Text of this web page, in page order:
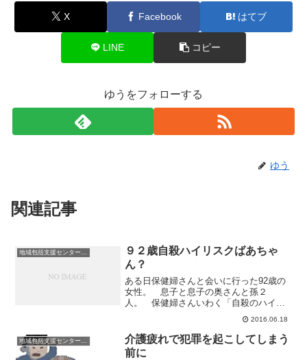
X Facebook はてブ
LINE コピー
ゆうをフォローする
ゆう
関連記事
９２歳自殺ハイリスクばあちゃ
ん？
ある日保健婦さんと会いに行った92歳の
女性。 息子と息子の奥さんと孫２
人。 保健婦さんいわく「自殺のハイリ
スク事例」なんだそうだ。死んでやると
いう人はハイリスク？ 話を聞いている
と「息子とけんかして、死んでやるとい
ったんだ。でも、自殺するの...
2016.06.18
地域包括支援センターの日常
介護疲れで犯罪を起こしてしまう
前に